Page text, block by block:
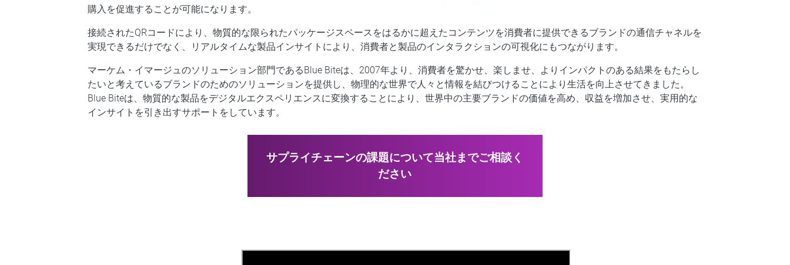
購入を促進することが可能になります。
接続されたQRコードにより、物質的な限られたパッケージスペースをはるかに超えたコンテンツを消費者に提供できるブランドの通信チャネルを
実現できるだけでなく、リアルタイムな製品インサイトにより、消費者と製品のインタラクションの可視化にもつながります。
マーケム・イマージュのソリューション部門であるBlue Biteは、2007年より、消費者を驚かせ、楽しませ、よりインパクトのある結果をもたらし
たいと考えているブランドのためのソリューションを提供し、物理的な世界で人々と情報を結びつけることにより生活を向上させてきました。
Blue Biteは、物質的な製品をデジタルエクスペリエンスに変換することにより、世界中の主要ブランドの価値を高め、収益を増加させ、実用的な
インサイトを引き出すサポートをしています。
サプライチェーンの課題について当社までご相談く
ださい